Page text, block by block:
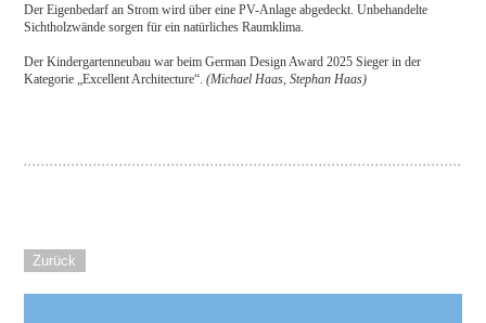
Der Eigenbedarf an Strom wird über eine PV-Anlage abgedeckt. Unbehandelte
Sichtholzwände sorgen für ein natürliches Raumklima.
Der Kindergartenneubau war beim German Design Award 2025 Sieger in der
Kategorie „Excellent Architecture“. (Michael Haas, Stephan Haas)
Zurück